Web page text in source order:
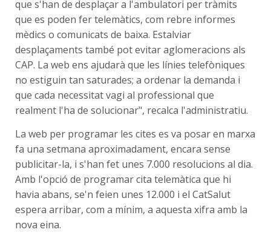
que s'han de desplaçar a l'ambulatori per tràmits
que es poden fer telemàtics, com rebre informes
mèdics o comunicats de baixa. Estalviar
desplaçaments també pot evitar aglomeracions als
CAP. La web ens ajudarà que les línies telefòniques
no estiguin tan saturades; a ordenar la demanda i
que cada necessitat vagi al professional que
realment l'ha de solucionar", recalca l'administratiu.
La web per programar les cites es va posar en marxa
fa una setmana aproximadament, encara sense
publicitar-la, i s'han fet unes 7.000 resolucions al dia.
Amb l'opció de programar cita telemàtica que hi
havia abans, se'n feien unes 12.000 i el CatSalut
espera arribar, com a mínim, a aquesta xifra amb la
nova eina.